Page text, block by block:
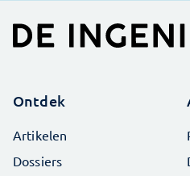
Ontdek
Artikelen
Dossiers